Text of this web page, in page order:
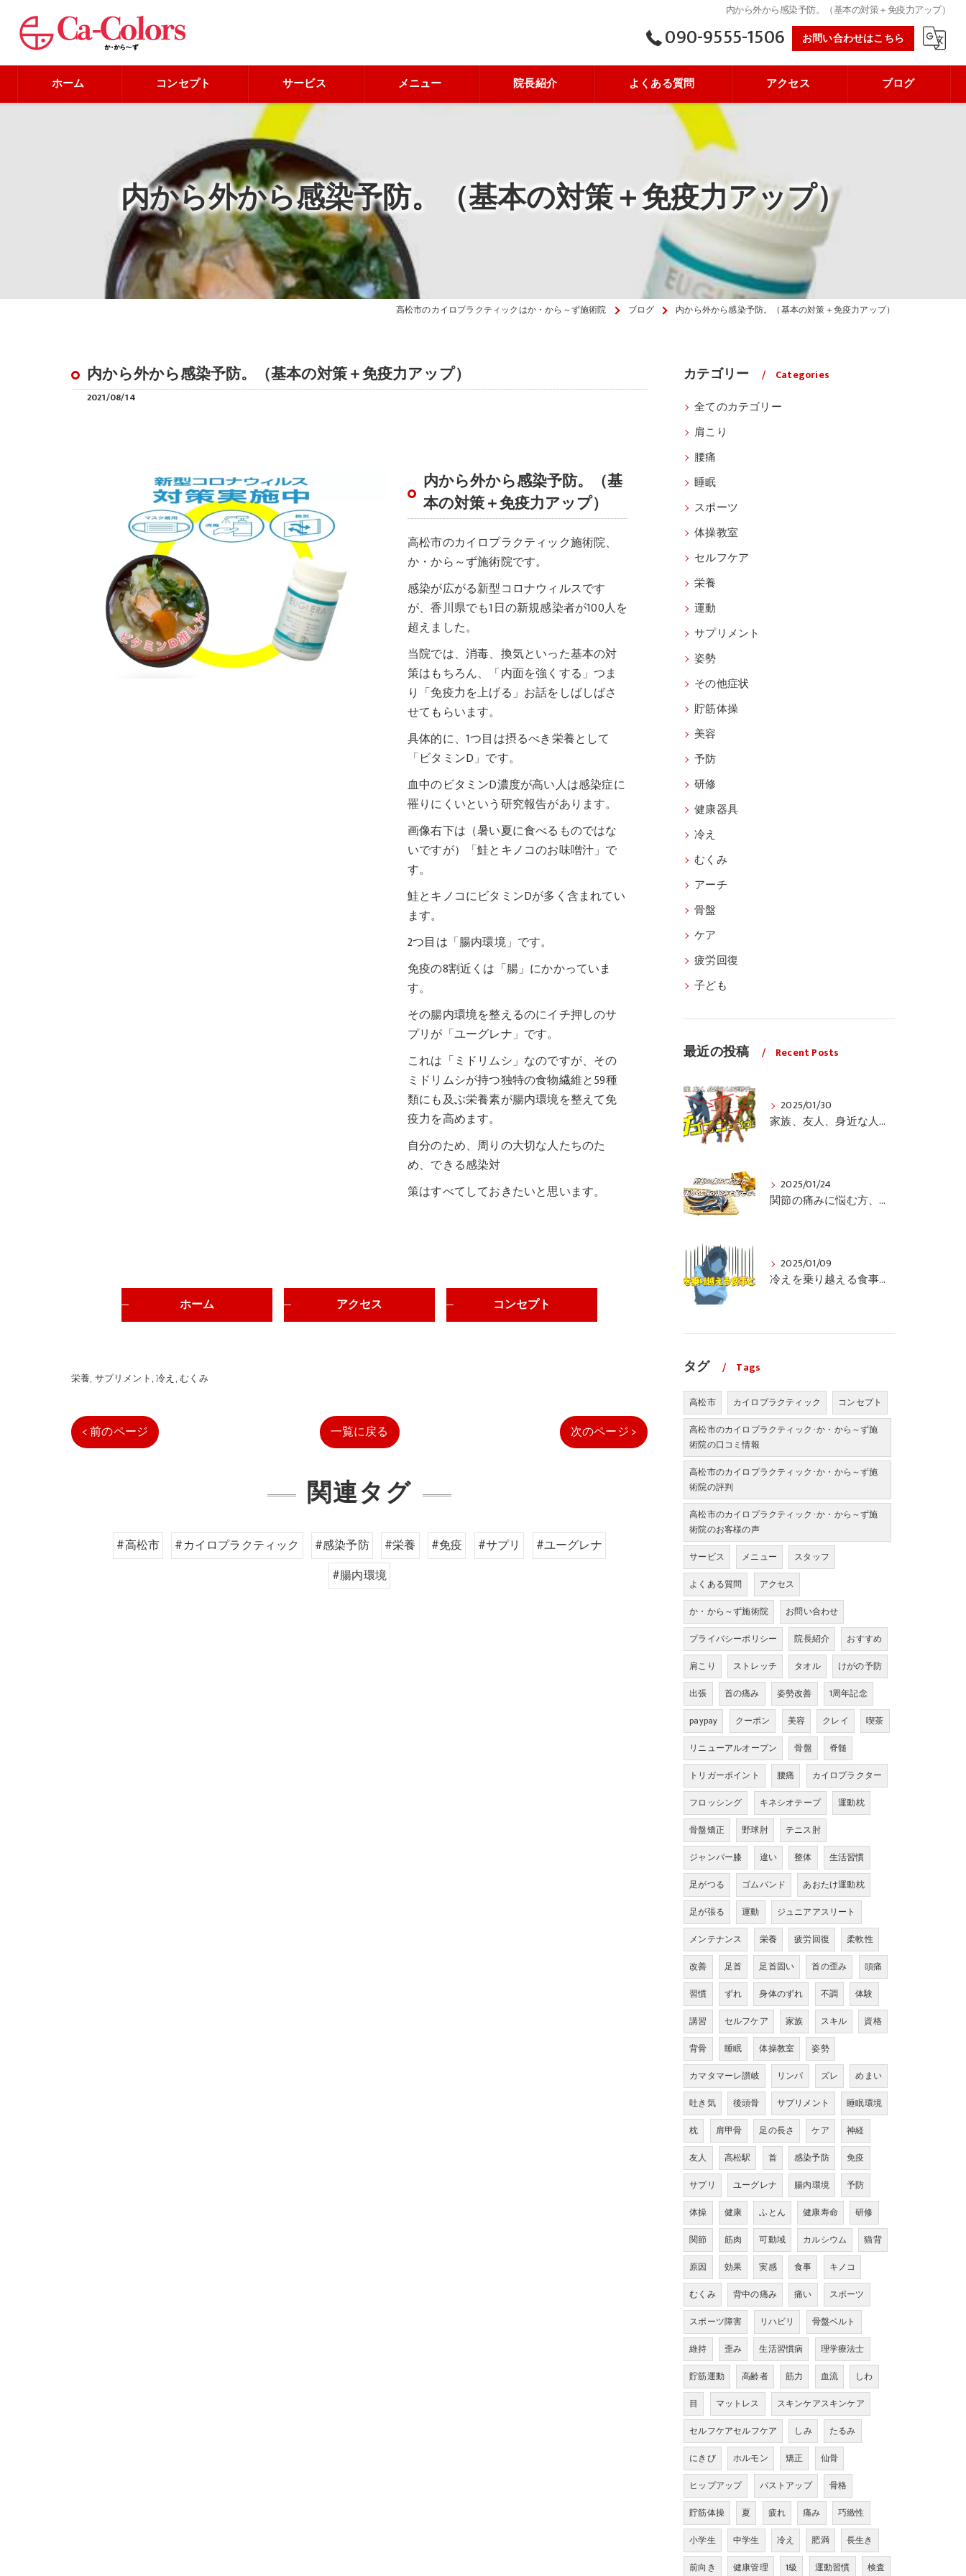
内から外から感染予防。（基本の対策＋免疫力アップ）
090-9555-1506 お問い合わせはこちら
ホーム コンセプト サービス メニュー 院長紹介 よくある質問 アクセス ブログ
内から外から感染予防。（基本の対策＋免疫力アップ）
高松市のカイロプラクティックはか・から～ず施術院 ブログ 内から外から感染予防。（基本の対策＋免疫力アップ）
内から外から感染予防。（基本の対策＋免疫力アップ）
2021/08/14
内から外から感染予防。（基
本の対策＋免疫力アップ）
高松市のカイロプラクティック施術院、
か・から～ず施術院です。
感染が広がる新型コロナウィルスです
が、香川県でも1日の新規感染者が100人を
超えました。
当院では、消毒、換気といった基本の対
策はもちろん、「内面を強くする」つま
り「免疫力を上げる」お話をしばしばさ
せてもらいます。
具体的に、1つ目は摂るべき栄養として
「ビタミンD」です。
血中のビタミンD濃度が高い人は感染症に
罹りにくいという研究報告があります。
画像右下は（暑い夏に食べるものではな
いですが）「鮭とキノコのお味噌汁」で
す。
鮭とキノコにビタミンDが多く含まれてい
ます。
2つ目は「腸内環境」です。
免疫の8割近くは「腸」にかかっていま
す。
その腸内環境を整えるのにイチ押しのサ
プリが「ユーグレナ」です。
これは「ミドリムシ」なのですが、その
ミドリムシが持つ独特の食物繊維と59種
類にも及ぶ栄養素が腸内環境を整えて免
疫力を高めます。
自分のため、周りの大切な人たちのた
め、できる感染対
策はすべてしておきたいと思います。
ホーム アクセス コンセプト
栄養 サプリメント 冷え むくみ
< 前のページ 一覧に戻る 次のページ >
関連タグ
#高松市 #カイロプラクティック #感染予防 #栄養 #免疫 #サプリ
#ユーグレナ
#腸内環境
カテゴリー Categories
全てのカテゴリー
肩こり
腰痛
睡眠
スポーツ
体操教室
セルフケア
栄養
運動
サプリメント
姿勢
その他症状
貯筋体操
美容
予防
研修
健康器具
冷え
むくみ
アーチ
骨盤
ケア
疲労回復
子ども
最近の投稿 Recent Posts
2025/01/30
家族、友人、身近な人の姿勢をちょっと見てみませんか？
2025/01/24
関節の痛みに悩む方、栄養面からの取り組みも重要ですよ！
2025/01/09
冷えを乗り越える食事と運動
タグ Tags
高松市 カイロプラクティック
コンセプト
高松市のカイロプラクティック･か・から～ず施
術院の口コミ情報
高松市のカイロプラクティック･か・から～ず施
術院の評判
高松市のカイロプラクティック･か・から～ず施
術院のお客様の声
サービス
メニュー
スタッフ
よくある質問
アクセス
か・から～ず施術院
お問い合わせ
プライバシーポリシー
院長紹介
おすすめ
肩こり
ストレッチ タオル
けがの予防
出張
首の痛み 姿勢改善
1周年記念
paypay
クーポン 美容 クレイ
喫茶
リニューアルオープン
骨盤
脊髄
トリガーポイント
腰痛
カイロプラクター
フロッシング
キネシオテープ
運動枕
骨盤矯正
野球肘
テニス肘
ジャンパー膝
違い 整体
生活習慣
足がつる
ゴムバンド
あおたけ運動枕
足が張る
運動
ジュニアアスリート
メンテナンス
栄養 疲労回復
柔軟性
改善
足首 足首固い 首の歪み
頭痛
習慣
ずれ 身体のずれ 不調
体験
講習
セルフケア 家族 スキル
資格
背骨
睡眠 体操教室
姿勢
カマタマーレ讃岐
リンパ ズレ
めまい
吐き気
後頭骨 サプリメント
睡眠環境
枕
肩甲骨 足の長さ ケア
神経
友人
高松駅 首 感染予防
免疫
サプリ
ユーグレナ 腸内環境
予防
体操
健康 ふとん 健康寿命
研修
関節
筋肉 可動域 カルシウム
猫背
原因
効果 実感 食事
キノコ
むくみ
背中の痛み 痛い
スポーツ
スポーツ障害
リハビリ
骨盤ベルト
維持
歪み 生活習慣病
理学療法士
貯筋運動
高齢者 筋力 血流
しわ
目
マットレス
スキンケアスキンケア
セルフケアセルフケア
しみ
たるみ
にきび
ホルモン 矯正
仙骨
ヒップアップ
バストアップ
骨格
貯筋体操
夏 疲れ 痛み
巧緻性
小学生
中学生 冷え 肥満
長生き
前向き
健康管理 1級 運動習慣 検査